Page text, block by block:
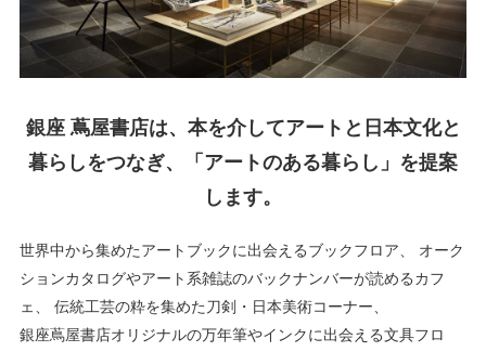
銀座 蔦屋書店は、本を介してアートと日本文化と
暮らしをつなぎ、「アートのある暮らし」を提案
します。
世界中から集めたアートブックに出会えるブックフロア、
オーク
ションカタログやアート系雑誌のバックナンバーが読めるカフ
ェ、
伝統工芸の粋を集めた刀剣・日本美術コーナー、
銀座蔦屋書店オリジナルの万年筆やインクに出会える文具フロ